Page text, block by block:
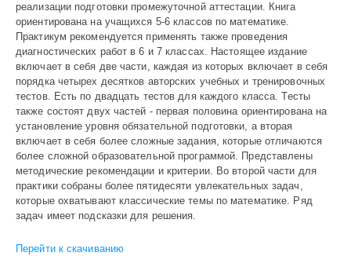
реализации подготовки промежуточной аттестации. Книга
ориентирована на учащихся 5-6 классов по математике.
Практикум рекомендуется применять также проведения
диагностических работ в 6 и 7 классах. Настоящее издание
включает в себя две части, каждая из которых включает в себя
порядка четырех десятков авторских учебных и тренировочных
тестов. Есть по двадцать тестов для каждого класса. Тесты
также состоят двух частей - первая половина ориентирована на
установление уровня обязательной подготовки, а вторая
включает в себя более сложные задания, которые отличаются
более сложной образовательной программой. Представлены
методические рекомендации и критерии. Во второй части для
практики собраны более пятидесяти увлекательных задач,
которые охватывают классические темы по математике. Ряд
задач имеет подсказки для решения.
Перейти к скачиванию